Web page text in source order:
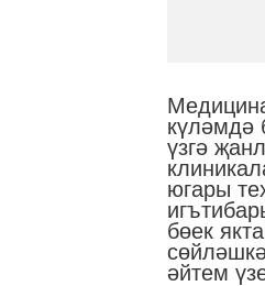
күләмдә
үзгә
югары
бөек
әйтем